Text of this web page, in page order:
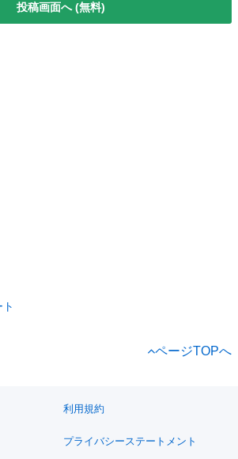
投稿画面へ (無料)
ト
ページTOPへ
利用規約
プライバシーステートメント